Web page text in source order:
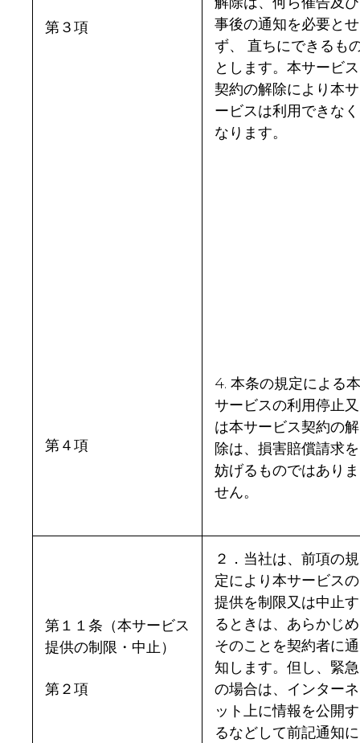
第３項
第４項
事後の通知を必要とせ
ず、 直ちにできるも
とします。本サービス
契約の解除により本サ
ービスは利用できなく
なります。
4. 本条の規定による本
サービスの利用停止又
は本サービス契約の解
除は、損害賠償請求を
妨げるものではありま
せん。
第１１条（本サービス
提供の制限・中止）
第２項
２．当社は、前項の規
定により本サービスの
提供を制限又は中止す
るときは、あらかじめ
そのことを契約者に通
知します。但し、緊急
の場合は、インターネ
ット上に情報を公開す
るなどして前記通知に